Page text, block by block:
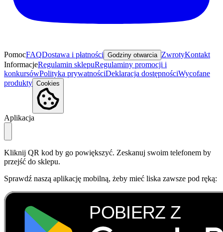
PomocFAQDostawa i płatności Godziny otwarcia ZwrotyKontakt
InformacjeRegulamin sklepuRegulaminy promocji i
konkursówPolityka prywatnościDeklaracja dostępnościWycofane
produkty Cookies
Aplikacja
Kliknij QR kod by go powiększyć. Zeskanuj swoim telefonem by
przejść do sklepu.
Sprawdź naszą aplikację mobilną, żeby mieć liska zawsze pod ręką: